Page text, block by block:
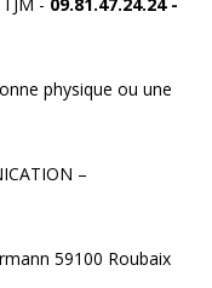
physique ou une
–
59100 Roubaix